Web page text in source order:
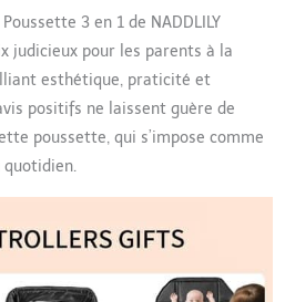
incluent le mode
pare-soleil. 【Conception
Mécanique d'ingénierie
et Conception Antichoc
SUV】 Cette pousette 3
en 1 peut
considérablement
améliorer la portance et
avec un cadre
efficacement votre bébé
3 en 1 de NADDLILY
judicieux pour les parents à la
esthétique, praticité et
positifs ne laissent guère de
poussette, qui s’impose comme
quotidien.